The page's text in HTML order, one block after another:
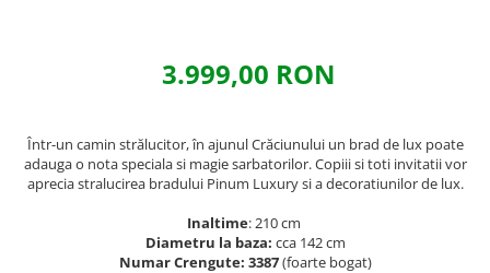
3.999,00 RON
Într-un camin strălucitor, în ajunul Crăciunului un brad de lux poate
adauga o nota speciala si magie sarbatorilor. Copiii si toti invitatii vor
aprecia stralucirea bradului Pinum Luxury si a decoratiunilor de lux.
Inaltime: 210 cm
Diametru la baza: cca 142 cm
Numar Crengute: 3387(foarte bogat)